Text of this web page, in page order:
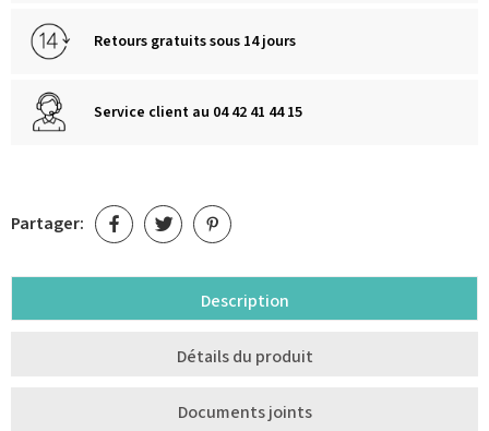
Retours gratuits sous 14 jours
Service client au 04 42 41 44 15
Partager:
Description
Détails du produit
Documents joints